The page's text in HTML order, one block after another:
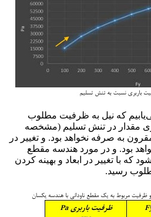
که نیل به ظرفیت مطلوب
بری مقدار در تنش تسلیم (مشخصه
به صرفه نخواهد بود. و تغییر در
بود. و در مورد هندسه مقطع
با تغییر در ابعاد و بهینه کردن
رسید.